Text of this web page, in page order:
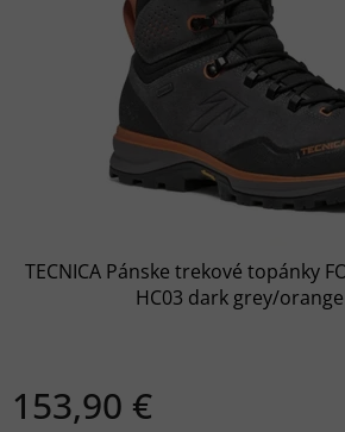
TECNICA Pánske trekové topánky
HC03 dark grey/
153,90 €